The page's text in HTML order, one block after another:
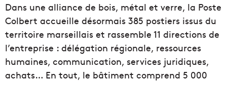
Dans une alliance de bois, métal et verre, la Poste
Colbert accueille désormais 385 postiers issus du
territoire marseillais et rassemble 11 directions de
l’entreprise : délégation régionale, ressources
humaines, communication, services juridiques,
achats… En tout, le bâtiment comprend 5 000